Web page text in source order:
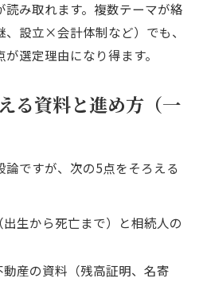
み取れます。複数テーマが絡
設立×会計体制など）でも、
選定理由になり得ます。
る資料と進め方（一
ですが、次の5点をそろえる
生から死亡まで）と相続人の
産の資料（残高証明、名寄